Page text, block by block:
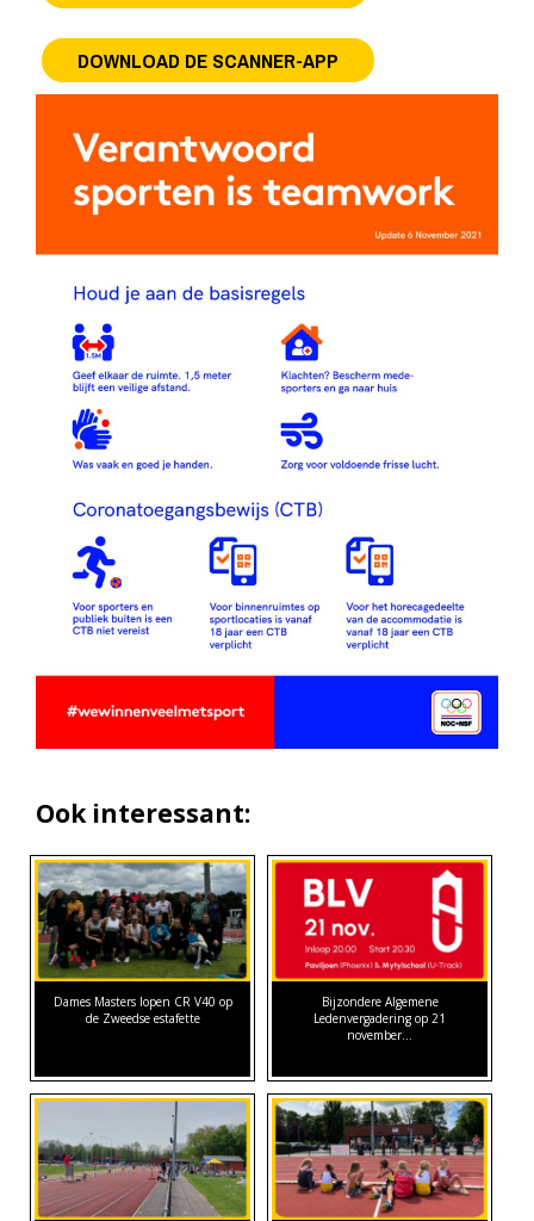
DOWNLOAD DE SCANNER-APP
Ook interessant:
Dames Masters lopen CR V40 op
de Zweedse estafette
Bijzondere Algemene
Ledenvergadering op 21
november…